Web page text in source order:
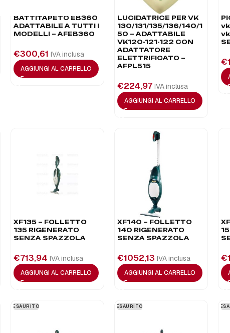
BATTITAPETO EB360
ADATTABILE A TUTTI I
MODELLI – AFEB360
€300,61 IVA inclusa
AGGIUNGI AL CARRELLO
LUCIDATRICE PER VK
130/131/135/136/140/1
50 – ADATTABILE
VK120-121-122 CON
ADATTATORE
ELETTRIFICATO –
AFPL515
€224,97 IVA inclusa
AGGIUNGI AL CARRELLO
€
XF135 – FOLLETTO
135 RIGENERATO
SENZA SPAZZOLA
€713,94 IVA inclusa
AGGIUNGI AL CARRELLO
XF140 – FOLLETTO
140 RIGENERATO
SENZA SPAZZOLA
€1052,13 IVA inclusa
AGGIUNGI AL CARRELLO
€
ESAURITO ESAURITO